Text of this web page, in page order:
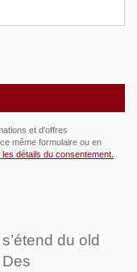
et d'offres
même formulaire ou en
détails du consentement.
du old